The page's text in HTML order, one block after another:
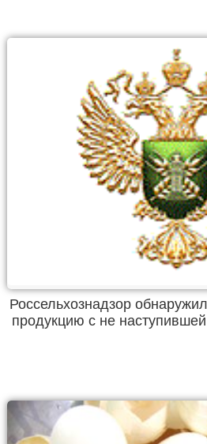
Россельхознадзор
продукцию с не